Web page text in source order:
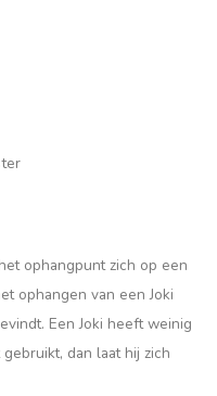
ophangpunt zich op een
ophangen van een Joki
Een Joki heeft weinig
dan laat hij zich